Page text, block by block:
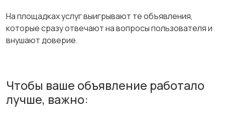
На площадках услуг выигрывают те объявления,
которые сразу отвечают на вопросы пользователя и
внушают доверие.
Чтобы ваше объявление работало
лучше, важно: